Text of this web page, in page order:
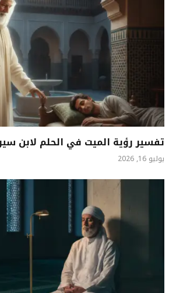
تفسير رؤية الميت في الحلم لابن
يوليو 16, 2026